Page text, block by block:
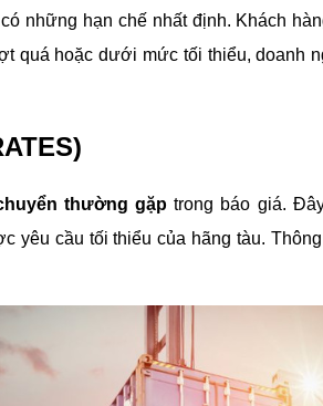
những hạn chế nhất định. Khách
quá hoặc dưới mức tối thiểu, doanh
thường gặp trong báo giá.
yêu cầu tối thiểu của hãng tàu.